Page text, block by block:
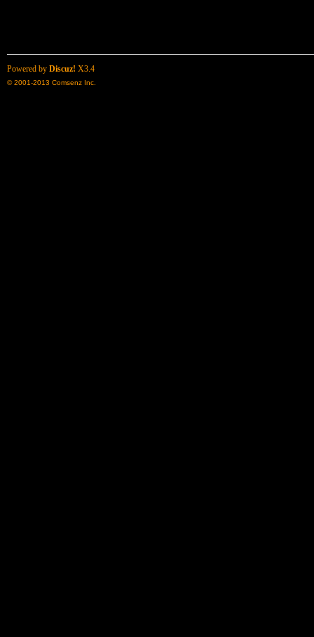
Powered by Discuz! X3.4
© 2001-2013 Comsenz Inc.